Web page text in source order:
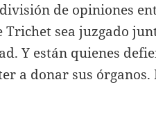
de opiniones
sea juzgado
Y están quienes
a donar sus órganos.